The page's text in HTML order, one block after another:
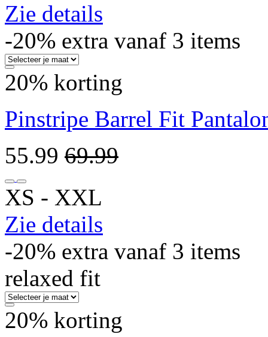
Zie details
-20% extra vanaf 3 items
20% korting
Pinstripe Barrel Fit
55.99 69.99
XS ‐ XXL
Zie details
-20% extra vanaf 3 items
relaxed fit
20% korting